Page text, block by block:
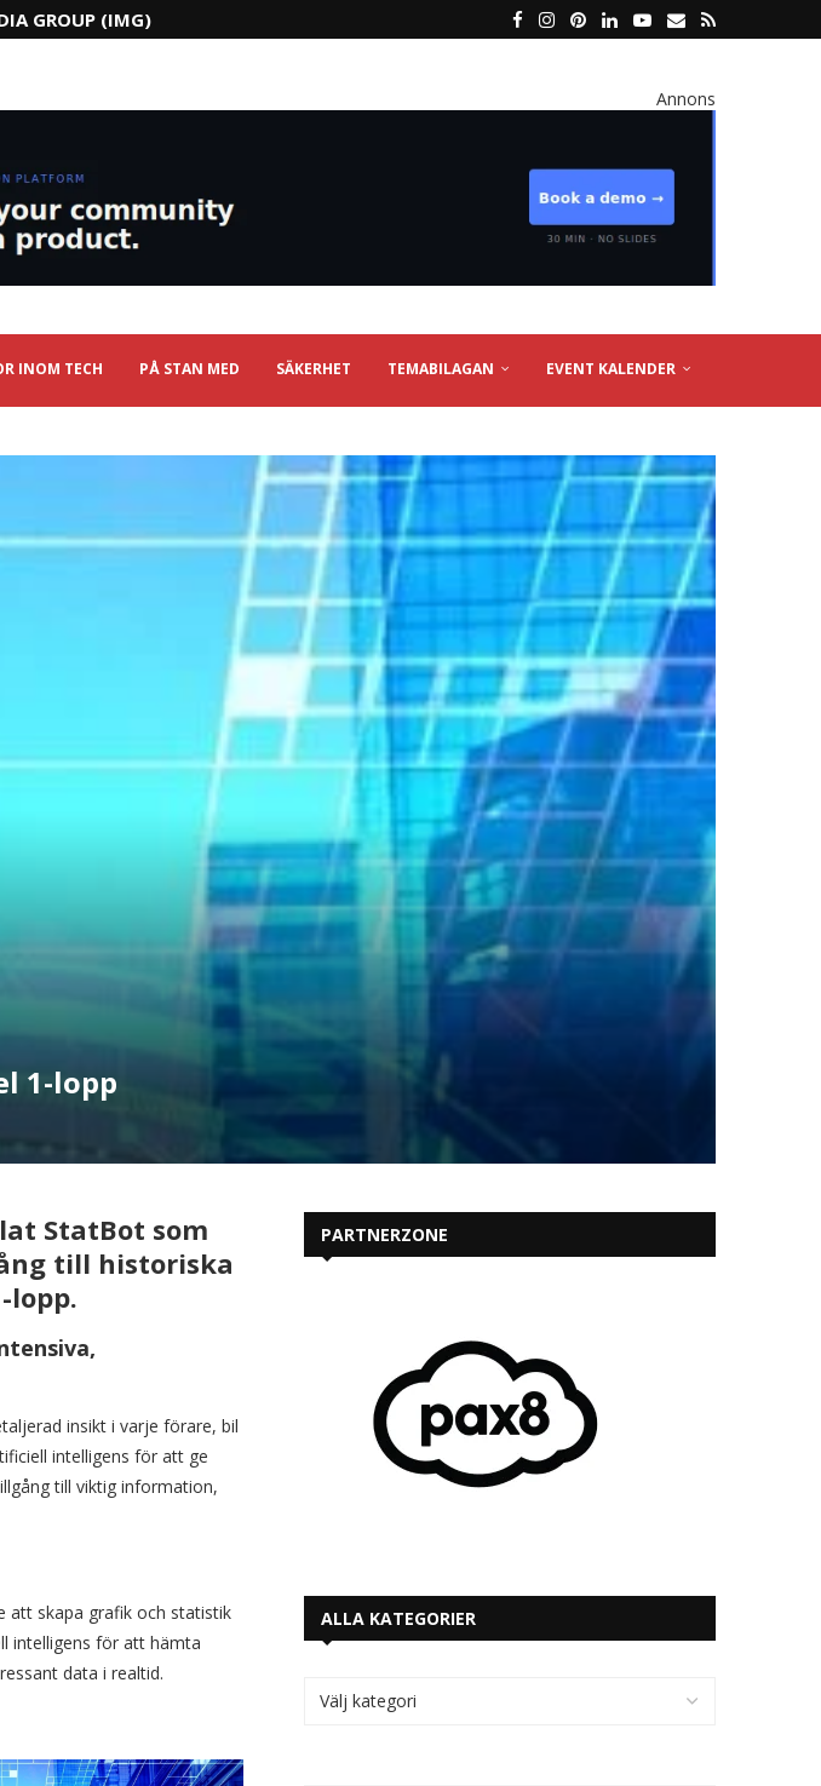
GROUP (IMG)
Annons
INOM TECH PÅ STAN MED SÄKERHET TEMABILAGAN EVENT KALENDER
1-lopp
StatBot som
till historiska
lopp.
insikt i varje förare, bil
intelligens för att ge
till viktig information,
att skapa grafik och statistik
intelligens för att hämta
data i realtid.
PARTNERZONE
ALLA KATEGORIER